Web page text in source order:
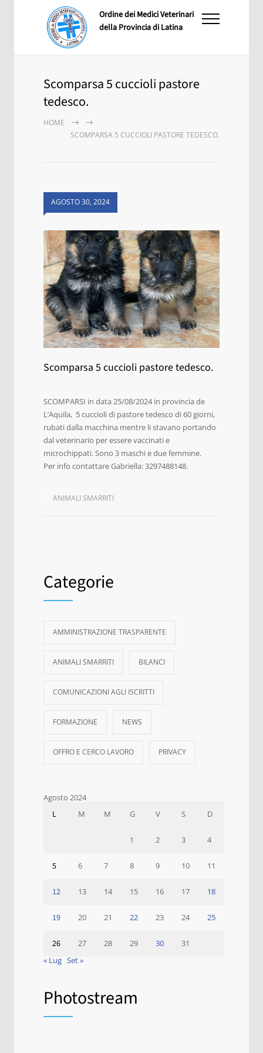
Ordine dei Medici Veterinari
della Provincia di Latina
Scomparsa 5 cuccioli pastore
tedesco.
HOME
SCOMPARSA 5 CUCCIOLI PASTORE TEDESCO.
AGOSTO 30, 2024
Scomparsa 5 cuccioli pastore tedesco.
SCOMPARSI in data 25/08/2024 in provincia de
L’Aquila, 5 cuccioli di pastore tedesco di 60 giorni,
rubati dalla macchina mentre li stavano portando
dal veterinario per essere vaccinati e
microchippati. Sono 3 maschi e due femmine.
Per info contattare Gabriella: 3297488148.
ANIMALI SMARRITI
Categorie
AMMINISTRAZIONE TRASPARENTE
ANIMALI SMARRITI BILANCI
COMUNICAZIONI AGLI ISCRITTI
FORMAZIONE NEWS
OFFRO E CERCO LAVORO PRIVACY
Agosto 2024
L M M G V S D
1 2 3 4
5 6 7 8 9 10 11
12 13 14 15 16 17 18
19 20 21 22 23 24 25
26 27 28 29 30
31
« Lug Set »
Photostream